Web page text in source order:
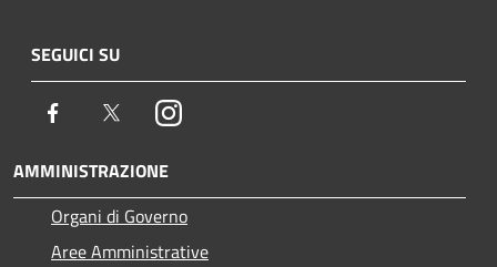
SEGUICI SU
Facebook TwitterInstagram
AMMINISTRAZIONE
Organi di Governo
Aree Amministrative